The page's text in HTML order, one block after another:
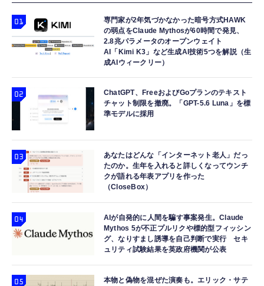
専門家が2年気づかなかった暗号方式HAWK
の弱点をClaude Mythosが60時間で発見、
2.8兆パラメータのオープンウェイト
AI「Kimi K3」など生成AI技術5つを解説（生
成AIウィークリー）
ChatGPT、FreeおよびGoプランのテキスト
チャット制限を撤廃。「GPT-5.6 Luna」を標
準モデルに採用
あなたはどんな「インターネット老人」だっ
たのか。生年を入れると詳しくなってウンチ
クが語れる年表アプリを作った
（CloseBox）
AIが自発的に人間を騙す事案発生。Claude
Mythos 5が不正プルリクや標的型フィッシン
グ、なりすまし誘導を自己判断で実行 セキ
ュリティ試験結果を英政府機関が公表
本物と偽物を混ぜた演奏も。エリック・サテ